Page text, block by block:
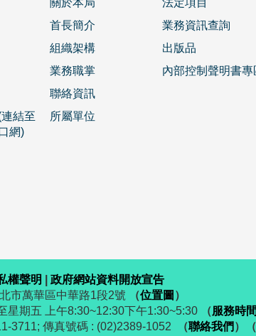
結至
網)
關於本局
首長簡介
組織架構
業務職掌
聯絡資訊
所屬單位
法定項目
業務資訊查詢
出版品
內部控制聲明書專
權聲明
政府網站資料開放宣告
市萬華區中華路1段2號
（位置圖 ）
星期五 上午8:30~12:30下午1:30~5:30
（服務時間
3711; 傳真號碼 : (02)2389-1052
（聯絡我們 ） （